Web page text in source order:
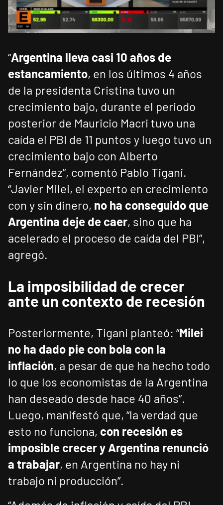
“Argentina lleva casi 10 años de
estancamiento, en los últimos 4 años
de la presidenta Cristina tuvo un
crecimiento bajo, durante el periodo
posterior de Mauricio Macri tuvo una
caída el PBI de 11 puntos y luego tuvo un
crecimiento bajo con Alberto
Fernández”, comentó Pablo Tigani.
“Javier Milei, el experto en crecimiento
con y sin dinero, no ha conseguido que
Argentina deje de caer, sino que ha
acelerado el proceso de caída del PBI”,
agregó.
La imposibilidad de crecer
ante un contexto de recesión
Posteriormente, Tigani planteó: “Milei
no ha dado pie con bola con la
inflación, a pesar de que ha hecho todo
lo que los economistas de la Argentina
han deseado desde hace 40 años”.
Luego, manifestó que, “la verdad que
esto no funciona, con recesión es
imposible crecer y Argentina renunció
a trabajar, en Argentina no hay ni
trabajo ni producción”.